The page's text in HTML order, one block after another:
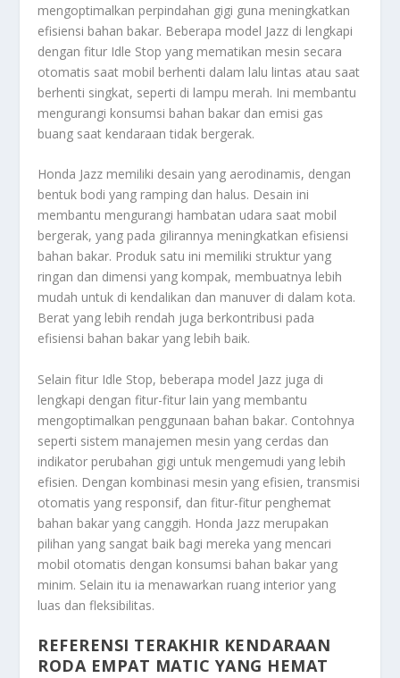
mengoptimalkan perpindahan gigi guna meningkatkan
efisiensi bahan bakar. Beberapa model Jazz di lengkapi
dengan fitur Idle Stop yang mematikan mesin secara
otomatis saat mobil berhenti dalam lalu lintas atau saat
berhenti singkat, seperti di lampu merah. Ini membantu
mengurangi konsumsi bahan bakar dan emisi gas
buang saat kendaraan tidak bergerak.
Honda Jazz memiliki desain yang aerodinamis, dengan
bentuk bodi yang ramping dan halus. Desain ini
membantu mengurangi hambatan udara saat mobil
bergerak, yang pada gilirannya meningkatkan efisiensi
bahan bakar. Produk satu ini memiliki struktur yang
ringan dan dimensi yang kompak, membuatnya lebih
mudah untuk di kendalikan dan manuver di dalam kota.
Berat yang lebih rendah juga berkontribusi pada
efisiensi bahan bakar yang lebih baik.
Selain fitur Idle Stop, beberapa model Jazz juga di
lengkapi dengan fitur-fitur lain yang membantu
mengoptimalkan penggunaan bahan bakar. Contohnya
seperti sistem manajemen mesin yang cerdas dan
indikator perubahan gigi untuk mengemudi yang lebih
efisien. Dengan kombinasi mesin yang efisien, transmisi
otomatis yang responsif, dan fitur-fitur penghemat
bahan bakar yang canggih. Honda Jazz merupakan
pilihan yang sangat baik bagi mereka yang mencari
mobil otomatis dengan konsumsi bahan bakar yang
minim. Selain itu ia menawarkan ruang interior yang
luas dan fleksibilitas.
REFERENSI TERAKHIR KENDARAAN
RODA EMPAT MATIC YANG HEMAT